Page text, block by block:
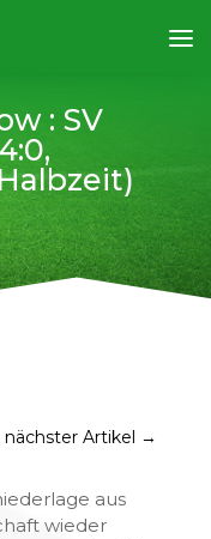
: SV
nächster Artikel →
aus
wieder